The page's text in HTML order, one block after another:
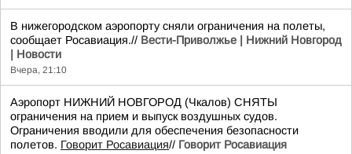
В нижегородском аэропорту сняли ограничения на полеты,
сообщает Росавиация.// Вести-Приволжье | Нижний Новгород
| Новости
Вчера, 21:10
Аэропорт НИЖНИЙ НОВГОРОД (Чкалов) СНЯТЫ
ограничения на прием и выпуск воздушных судов.
Ограничения вводили для обеспечения безопасности
полетов. Говорит Росавиация// Говорит Росавиация